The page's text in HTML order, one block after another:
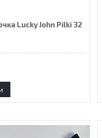
Lucky John Pilki 32